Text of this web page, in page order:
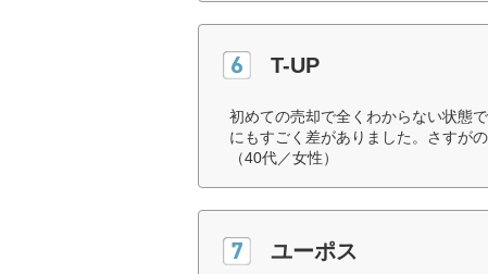
T-UP
初めての売却で全くわからない状態
にもすごく差がありました。さすが
（40代／女性）
ユーポス